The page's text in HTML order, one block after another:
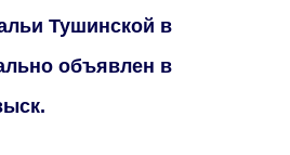
Тушинской в
объявлен в